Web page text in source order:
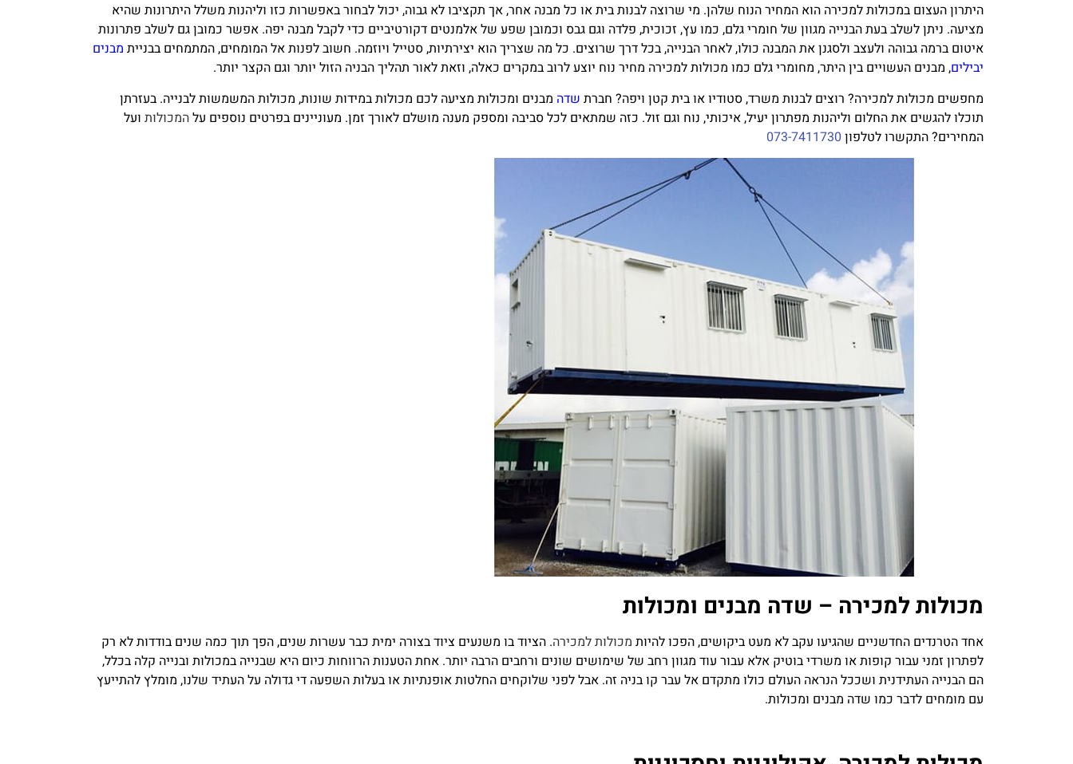
היתרון העצום במכולות למכירה הוא המחיר הנוח שלהן. מי שרוצה לבנות בית או כל מבנה אחר, אך תקציבו לא גבוה, יכול לבחור באפשרות כזו וליהנות משלל היתרונות שהיא
מציעה. ניתן לשלב בעת הבנייה מגוון של חומרי גלם, כמו עץ, זכוכית, פלדה וגם גבס וכמובן שפע של אלמנטים דקורטיביים כדי לקבל מבנה יפה. אפשר כמובן גם לשלב פתרונות
איטום ברמה גבוהה ולעצב ולסגנן את המבנה כולו, לאחר הבנייה, בכל דרך שרוצים. כל מה שצריך הוא יצירתיות, סטייל ויוזמה. חשוב לפנות אל המומחים, המתמחים בבניית מבנים
יבילים, מבנים העשויים בין היתר, מחומרי גלם כמו מכולות למכירה מחיר נוח יוצע לרוב במקרים כאלה, וזאת לאור תהליך הבניה הזול יותר וגם הקצר יותר.
מחפשים מכולות למכירה? רוצים לבנות משרד, סטודיו או בית קטן ויפה? חברת שדה מבנים ומכולות מציעה לכם מכולות במידות שונות, מכולות המשמשות לבנייה. בעזרתן
תוכלו להגשים את החלום וליהנות מפתרון יעיל, איכותי, נוח וגם זול. כזה שמתאים לכל סביבה ומספק מענה מושלם לאורך זמן. מעוניינים בפרטים נוספים עלהמכולות ועל
המחירים? התקשרו לטלפון 073-7411730
מכולות למכירה – שדה מבנים ומכולות
אחד הטרנדים החדשניים שהגיעו עקב לא מעט ביקושים, הפכו להיות מכולות למכירה. הציוד בו משנעים ציוד בצורה ימית כבר עשרות שנים, הפך תוך כמה שנים בודדות לא רק
לפתרון זמני עבור קופות או משרדי בוטיק אלא עבור עוד מגוון רחב של שימושים שונים ורחבים הרבה יותר. אחת הטענות הרווחות כיום היא שבנייה במכולות ובנייה קלה בכלל,
הם הבנייה העתידנית ושככל הנראה העולם כולו מתקדם אל עבר קו בניה זה. אבל לפני שלוקחים החלטות אופנתיות או בעלות השפעה די גדולה על העתיד שלנו, מומלץ להתייעץ
עם מומחים לדבר כמו שדה מבנים ומכולות.